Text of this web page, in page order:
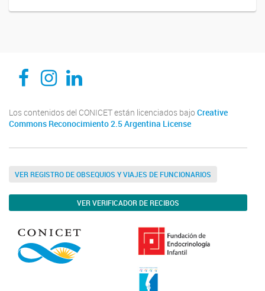
CEDIE, Centro de Investigaciones Endocrinológicas Dr. César Bergadá
CEDIE, Centro de Investigaciones Endocrinológicas Dr. César Bergadá
CEDIE, Centro de Investigaciones Endocrinológicas Dr. César Bergadá
Los contenidos del CONICET están licenciados bajo Creative
Commons Reconocimiento 2.5 Argentina License
VER REGISTRO DE OBSEQUIOS Y VIAJES DE FUNCIONARIOS
VER VERIFICADOR DE RECIBOS